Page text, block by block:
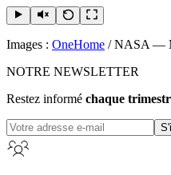
Images : OneHome / NASA —
NOTRE NEWSLETTER
Restez informé chaque